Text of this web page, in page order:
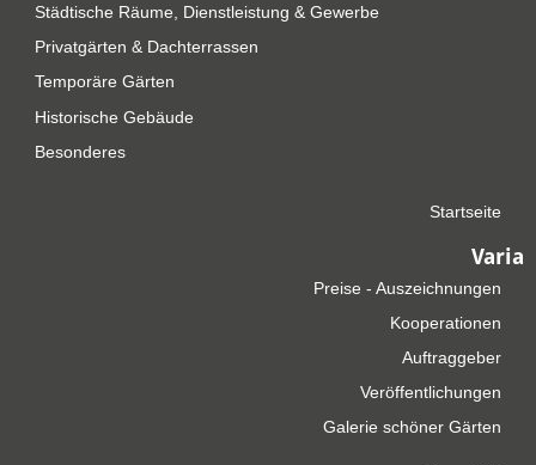
Städtische Räume, Dienstleistung & Gewerbe
Privatgärten & Dachterrassen
Temporäre Gärten
Historische Gebäude
Besonderes
Startseite
Varia
Preise - Auszeichnungen
Kooperationen
Auftraggeber
Veröffentlichungen
Galerie schöner Gärten